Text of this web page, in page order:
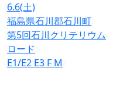
6.6(土)
福島県石川郡石川町
第5回石川クリテリウム
ロード
E1/E2 E3 F M